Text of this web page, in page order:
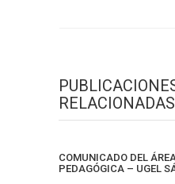
RELACIONADAS
COMUNICADO DEL
PEDAGÓGICA – UGEL